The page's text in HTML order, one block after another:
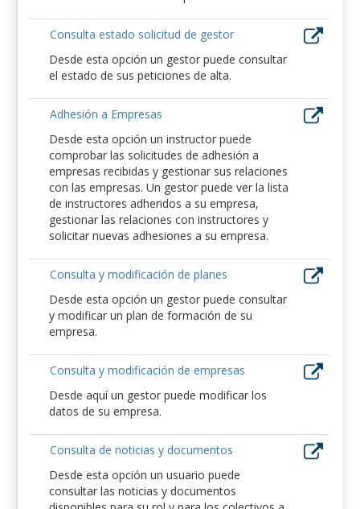
Consulta estado solicitud de gestor
Desde esta opción un gestor puede consultar
el estado de sus peticiones de alta.
Adhesión a Empresas
Desde esta opción un instructor puede
comprobar las solicitudes de adhesión a
empresas recibidas y gestionar sus relaciones
con las empresas. Un gestor puede ver la lista
de instructores adheridos a su empresa,
gestionar las relaciones con instructores y
solicitar nuevas adhesiones a su empresa.
Consulta y modificación de planes
Desde esta opción un gestor puede consultar
y modificar un plan de formación de su
empresa.
Consulta y modificación de empresas
Desde aquí un gestor puede modificar los
datos de su empresa.
Consulta de noticias y documentos
Desde esta opción un usuario puede
consultar las noticias y documentos